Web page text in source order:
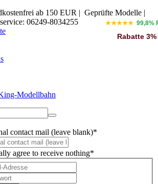
ab 150 EUR | Geprüfte Modelle |
06249-8034255
★★★★★ 99,8%
Rabatte 3%
contact mail (leave blank)*
agree to receive nothing*